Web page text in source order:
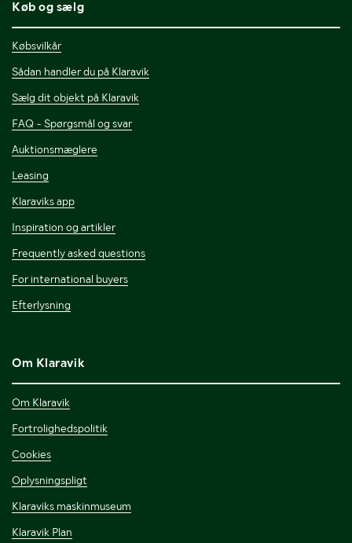
Køb og sælg
Købsvilkår
Sådan handler du på Klaravik
Sælg dit objekt på Klaravik
FAQ - Spørgsmål og svar
Auktionsmæglere
Leasing
Klaraviks app
Inspiration og artikler
Frequently asked questions
For international buyers
Efterlysning
Om Klaravik
Om Klaravik
Fortrolighedspolitik
Cookies
Oplysningspligt
Klaraviks maskinmuseum
Klaravik Plan